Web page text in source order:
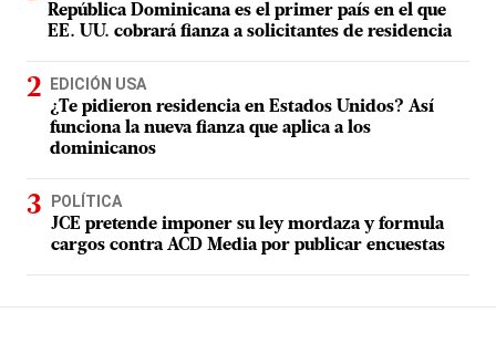
República Dominicana es el primer país en el que
EE. UU. cobrará fianza a solicitantes de residencia
EDICIÓN USA
¿Te pidieron residencia en Estados Unidos? Así
funciona la nueva fianza que aplica a los
dominicanos
POLÍTICA
JCE pretende imponer su ley mordaza y formula
cargos contra ACD Media por publicar encuestas